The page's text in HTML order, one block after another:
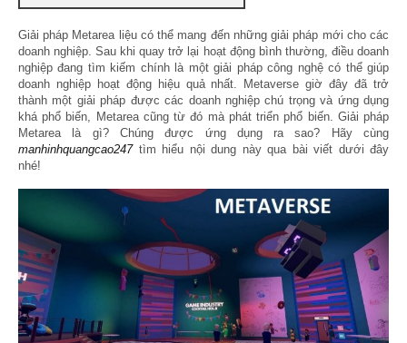
Giải pháp Metarealiệu có thể mang đến những giải pháp mới cho các
doanh nghiệp. Sau khi quay trở lại hoạt động bình thường, điều doanh
nghiệp đang tìm kiếm chính là một giải pháp công nghệ có thể giúp
doanh nghiệp hoạt động hiệu quả nhất. Metaverse giờ đây đã trở
thành một giải pháp được các doanh nghiệp chú trọng và ứng dụng
khá phổ biến, Metarea cũng từ đó mà phát triển phổ biến. Giải pháp
Metarea là gì? Chúng được ứng dụng ra sao? Hãy cùng
manhinhquangcao247tìm hiểu nội dung này qua bài viết dưới đây
nhé!